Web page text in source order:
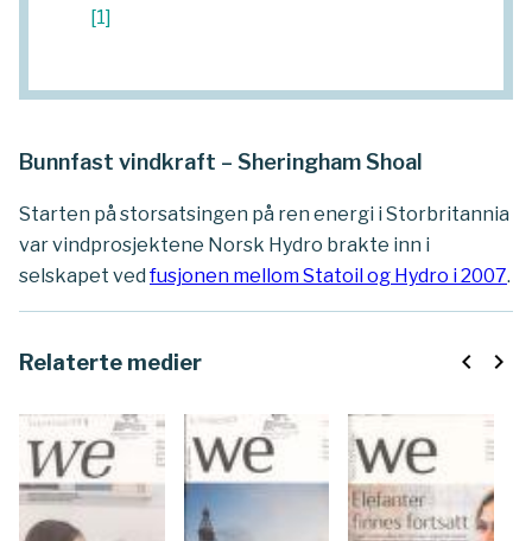
[1]
Bunnfast vindkraft – Sheringham Shoal
Starten på storsatsingen på ren energi i Storbritannia
var vindprosjektene Norsk Hydro brakte inn i
selskapet vedfusjonen mellom Statoil og Hydro i 2007.
Relaterte medier navigate_before navigate_next